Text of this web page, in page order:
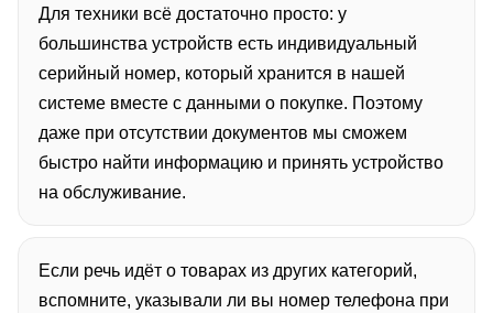
Для техники всё достаточно просто: у
большинства устройств есть индивидуальный
серийный номер, который хранится в нашей
системе вместе с данными о покупке. Поэтому
даже при отсутствии документов мы сможем
быстро найти информацию и принять устройство
на обслуживание.
Если речь идёт о товарах из других категорий,
вспомните, указывали ли вы номер телефона при